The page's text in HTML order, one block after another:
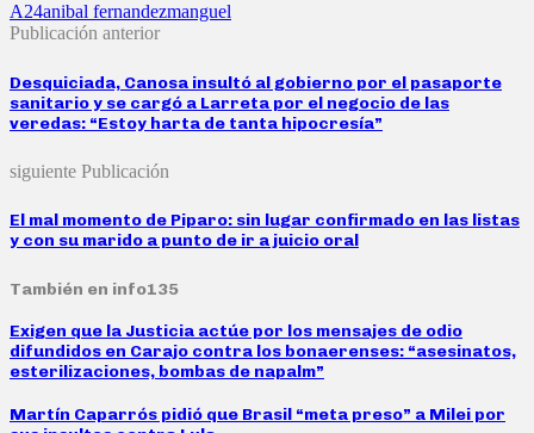
A24anibal fernandezmanguel
Publicación anterior
Desquiciada, Canosa insultó al gobierno por el pasaporte
sanitario y se cargó a Larreta por el negocio de las
veredas: “Estoy harta de tanta hipocresía”
siguiente Publicación
El mal momento de Piparo: sin lugar confirmado en las listas
y con su marido a punto de ir a juicio oral
También en info135
Exigen que la Justicia actúe por los mensajes de odio
difundidos en Carajo contra los bonaerenses: “asesinatos,
esterilizaciones, bombas de napalm”
Martín Caparrós pidió que Brasil “meta preso” a Milei por